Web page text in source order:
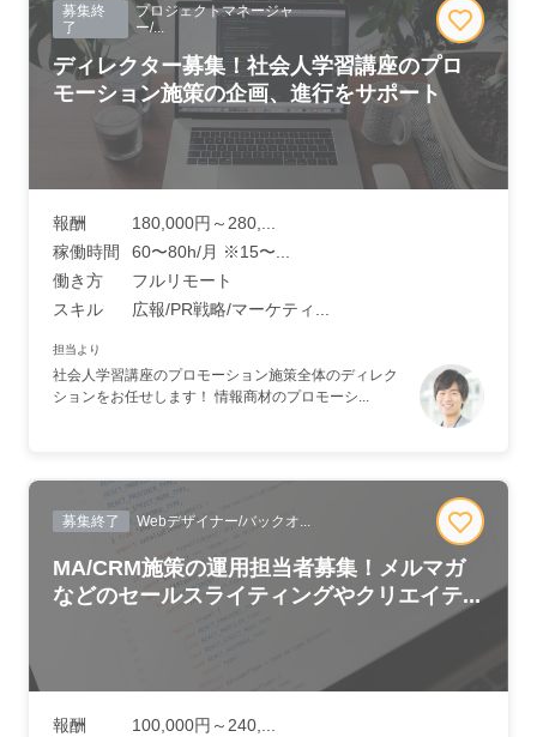
募集終
了
プロジェクトマネージャ
ー/...
ディレクター募集！社会人学習講座のプロ
モーション施策の企画、進行をサポート
報酬
180,000円～280,...
稼働時間
60〜80h/月 ※15〜...
働き方
フルリモート
スキル
広報/PR戦略/マーケティ...
担当より
社会人学習講座のプロモーション施策全体のディレク
ションをお任せします！ 情報商材のプロモーシ...
募集終了 Webデザイナー/バックオ...
MA/CRM施策の運用担当者募集！メルマガ
などのセールスライティングやクリエイテ...
報酬
100,000円～240,...